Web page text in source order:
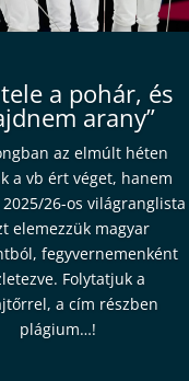
a pohár, és
arany”
az elmúlt héten
a vb ért véget, hanem
26-os világranglista
elemezzük magyar
fegyvernemenként
Folytatjuk a
a cím részben
plágium…!